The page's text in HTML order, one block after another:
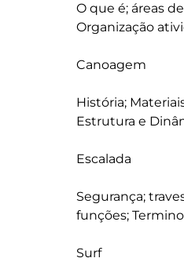
O que é; áreas
Organização
Canoagem
História;
Estrutura e
Escalada
Segurança;
funções;
Surf